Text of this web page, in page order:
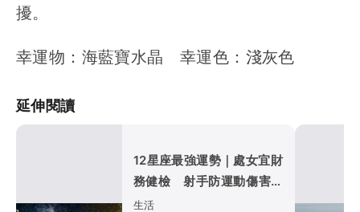
擾。
幸運物：海藍寶水晶 幸運色：淺灰色
延伸閱讀
12星座最強運勢｜處女宜財
務健檢 射手防運動傷害
巨蟹職場入佳境
生活